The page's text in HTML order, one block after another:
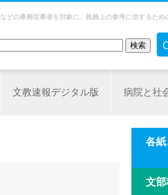
どの事務従事者を対象に、執務上の参考に供するため
文教速報デジタル版 病院と社
各
文